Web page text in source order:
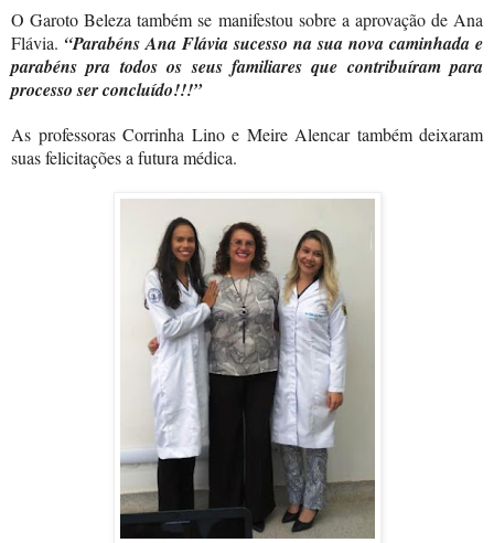
O Garoto Beleza também se manifestou sobre a aprovação de Ana
Flávia. “Parabéns Ana Flávia sucesso na sua nova caminhada e
parabéns pra todos os seus familiares que contribuíram para
processo ser concluído!!!”
As professoras Corrinha Lino e Meire Alencar também deixaram
suas felicitações a futura médica.